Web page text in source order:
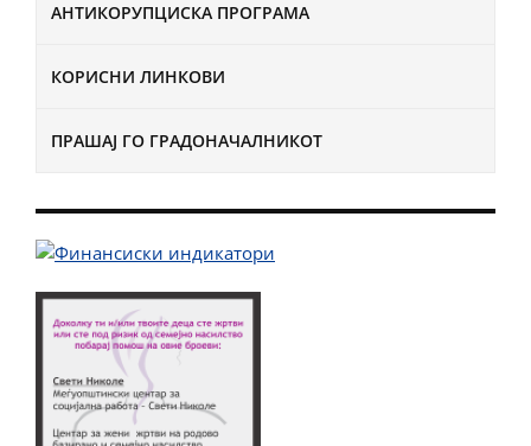
АНТИКОРУПЦИСКА ПРОГРАМА
КОРИСНИ ЛИНКОВИ
ПРАШАЈ ГО ГРАДОНАЧАЛНИКОТ